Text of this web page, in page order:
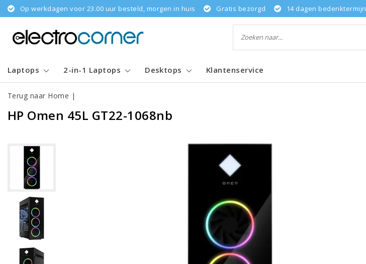
Op werkdagen voor 23.00 uur besteld, morgen in huis Gratis bezorgd 14 dagen bedenktermijn
Laptops 2-in-1 Laptops Desktops Klantenservice
Terug naar Home |
HP Omen 45L GT22-1068nb